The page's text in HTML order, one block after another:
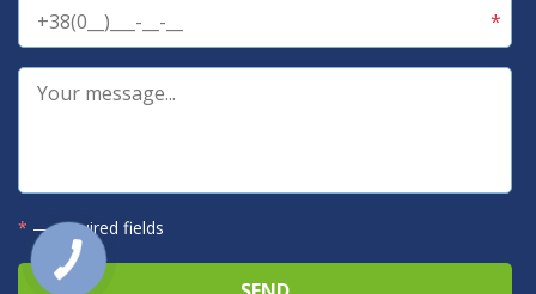
* — required fields
КНОПКА
ЗВ'ЯЗКУ